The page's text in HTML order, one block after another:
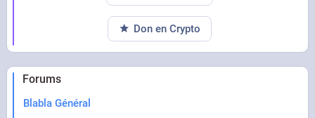
Forums
Blabla Général
Don en Crypto